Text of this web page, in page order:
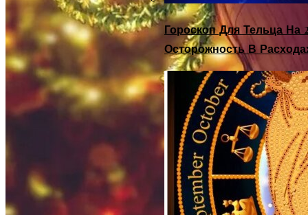
Гороскоп Для Тельца На
Осторожность В